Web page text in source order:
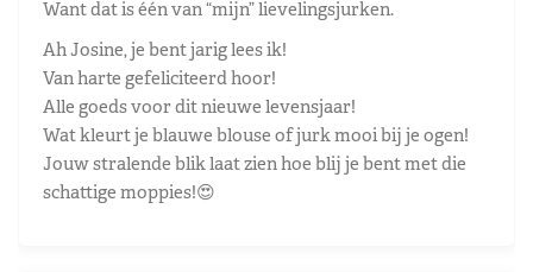
Want dat is één van “mijn” lievelingsjurken.
Ah Josine, je bent jarig lees ik!
Van harte gefeliciteerd hoor!
Alle goeds voor dit nieuwe levensjaar!
Wat kleurt je blauwe blouse of jurk mooi bij je ogen!
Jouw stralende blik laat zien hoe blij je bent met die
schattige moppies!😍